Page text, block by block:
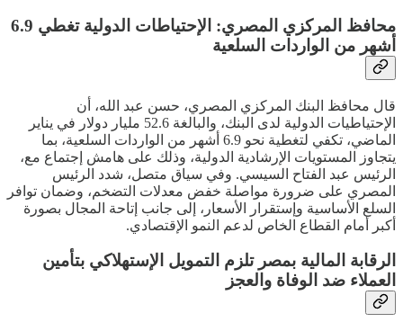
محافظ المركزي المصري: الإحتياطات الدولية تغطي 6.9
أشهر من الواردات السلعية
قال محافظ البنك المركزي المصري، حسن عبد الله، أن
الإحتياطيات الدولية لدى البنك، والبالغة 52.6 مليار دولار في يناير
الماضي، تكفي لتغطية نحو 6.9 أشهر من الواردات السلعية، بما
يتجاوز المستويات الإرشادية الدولية، وذلك على هامش إجتماع مع،
الرئيس عبد الفتاح السيسي. وفي سياق متصل، شدد الرئيس
المصري على ضرورة مواصلة خفض معدلات التضخم، وضمان توافر
السلع الأساسية وإستقرار الأسعار، إلى جانب إتاحة المجال بصورة
أكبر أمام القطاع الخاص لدعم النمو الإقتصادي.
الرقابة المالية بمصر تلزم التمويل الإستهلاكي بتأمين
العملاء ضد الوفاة والعجز